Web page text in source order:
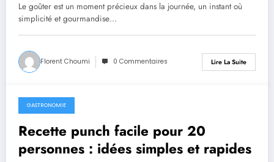
Le goûter est un moment précieux dans la journée, un instant où
simplicité et gourmandise…
Florent Choumi 0 Commentaires Lire La Suite
mars 26, 2026
GASTRONOMIE
Recette punch facile pour 20
personnes : idées simples et rapides